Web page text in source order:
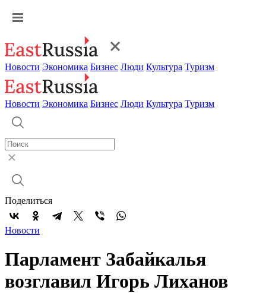
Новости Экономика Бизнес Люди Культура Туризм
Новости Экономика Бизнес Люди Культура Туризм
Поделиться
Новости
Парламент Забайкалья
возглавил Игорь Лиханов